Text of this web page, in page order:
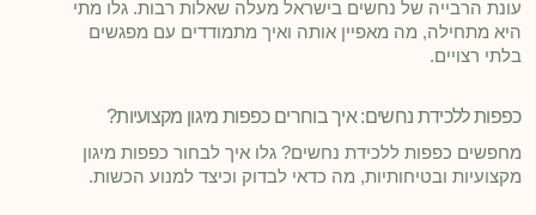
עונת הרבייה של נחשים בישראל מעלה שאלות רבות. גלו מתי
היא מתחילה, מה מאפיין אותה ואיך מתמודדים עם מפגשים
בלתי רצויים.
כפפות ללכידת נחשים: איך בוחרים כפפות מיגון מקצועיות?
מחפשים כפפות ללכידת נחשים? גלו איך לבחור כפפות מיגון
מקצועיות ובטיחותיות, מה כדאי לבדוק וכיצד למנוע הכשות.